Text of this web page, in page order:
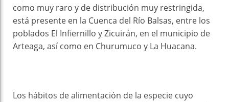
como muy raro y de distribución muy restringida,
está presente en la Cuenca del Río Balsas, entre los
poblados El Infiernillo y Zicuirán, en el municipio de
Arteaga, así como en Churumuco y La Huacana.
Los hábitos de alimentación de la especie cuyo